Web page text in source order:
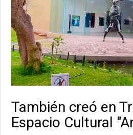
También creó en
Espacio Cultural